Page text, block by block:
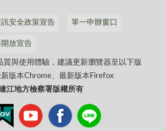
訊安全政策宣告 單一申辦窗口
開放宣告
質與使用體驗，建議更新瀏覽器至以下版
版本Chrome、最新版本Firefox
江地方檢察署版權所有